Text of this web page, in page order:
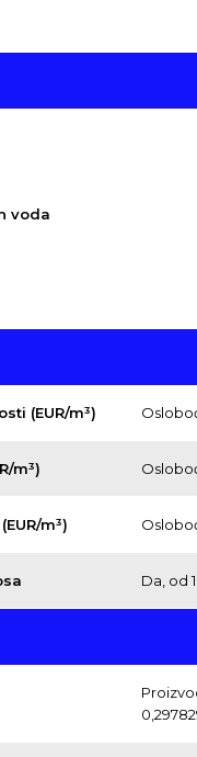
voda
(EUR/m³)
m³)
m³)
Da, od